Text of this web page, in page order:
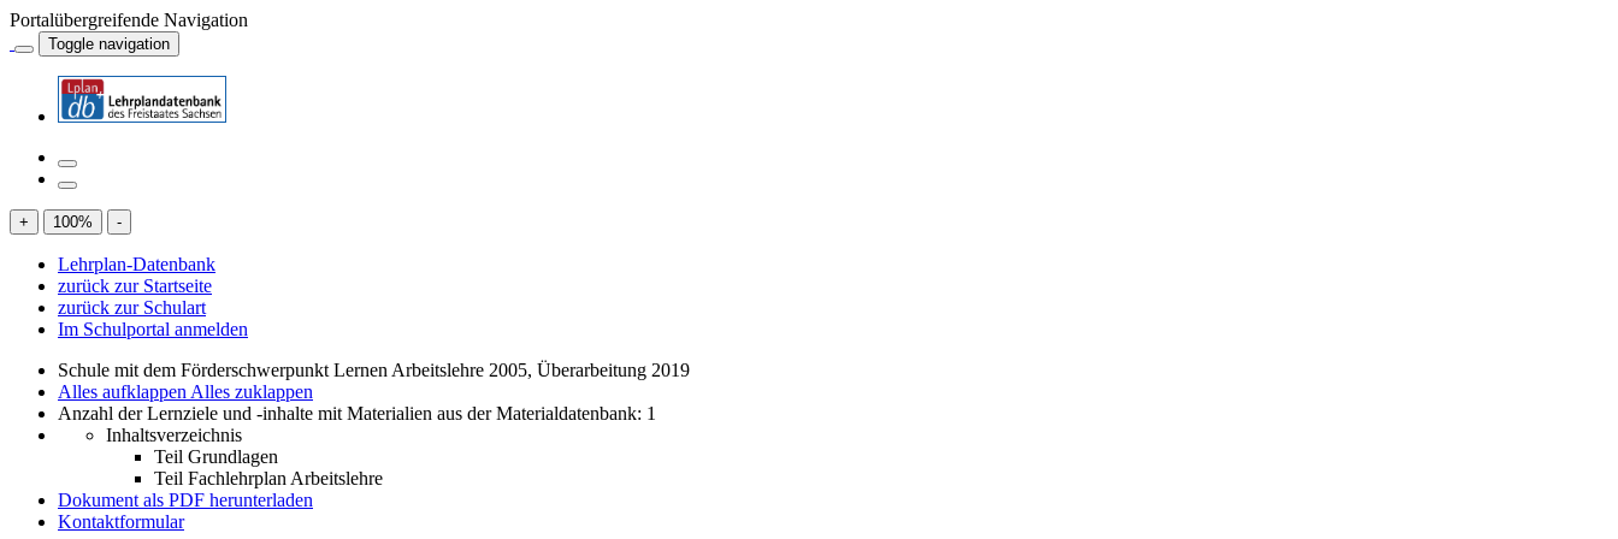
Portalübergreifende Navigation
Toggle navigation
+ 100% -
Lehrplan-Datenbank
zurück zur Startseite
zurück zur Schulart
Im Schulportal anmelden
Schule mit dem Förderschwerpunkt Lernen Arbeitslehre 2005, Überarbeitung 2019
Alles aufklappen Alles zuklappen
Anzahl der Lernziele und -inhalte mit Materialien aus der Materialdatenbank: 1
Inhaltsverzeichnis
Teil Grundlagen
Teil Fachlehrplan Arbeitslehre
Dokument als PDF herunterladen
Kontaktformular